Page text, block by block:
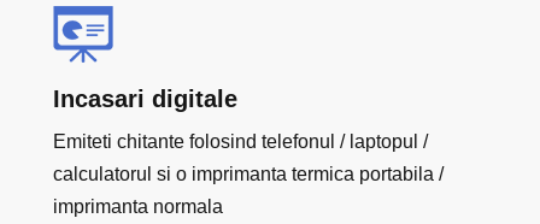
Incasari digitale
Emiteti chitante folosind telefonul / laptopul /
calculatorul si o imprimanta termica portabila /
imprimanta normala